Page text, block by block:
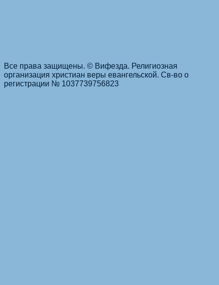
Все права защищены. © Вифезда. Религиозная
организация христиан веры евангельской. Св-во о
регистрации № 1037739756823